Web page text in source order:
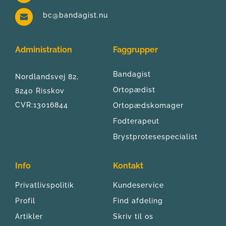
bc@bandagist.nu
Administration
Nordlandsvej 82,
8240 Risskov
CVR:13016844
Faggrupper
Bandagist
Ortopædist
Ortopædskomager
Fodterapeut
Brystprotesespecialist
Info
Privatlivspolitik
Profil
Artikler
Kontakt
Kundeservice
Find afdeling
Skriv til os